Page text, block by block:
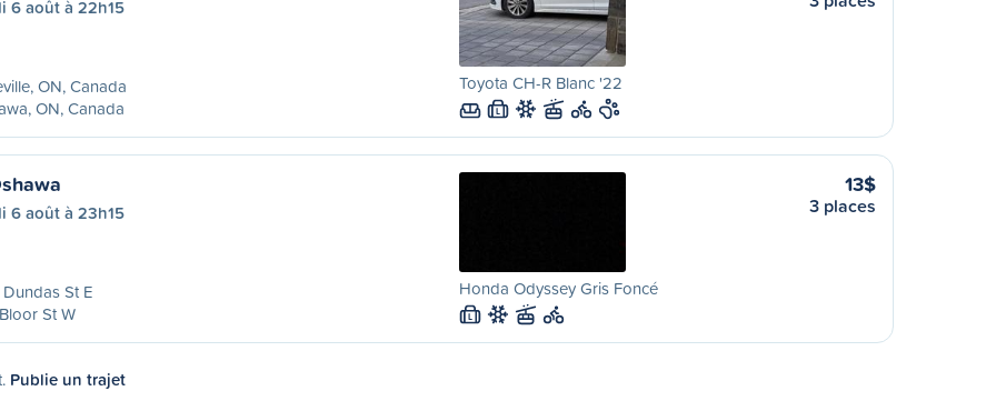
6 août à 22h15
ON, Canada
ON, Canada
Toyota CH-R Blanc '22
L
6 août à 23h15
St E
St W
Honda Odyssey Gris Foncé
L
13$
3 places
Publie un trajet